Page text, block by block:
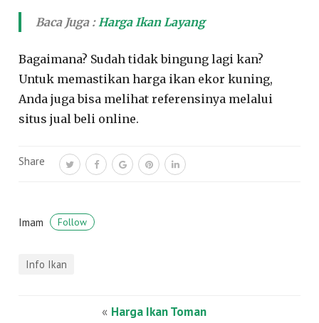
Baca Juga :Harga Ikan Layang
Bagaimana? Sudah tidak bingung lagi kan?
Untuk memastikan harga ikan ekor kuning,
Anda juga bisa melihat referensinya melalui
situs jual beli online.
Share
Imam Follow
Info Ikan
« Harga Ikan Toman